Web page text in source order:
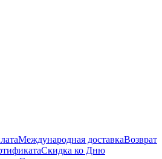
Международная доставкаВозврат
Скидка ко Дню